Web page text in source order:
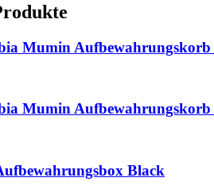
Mumin Aufbewahrungskorb
Mumin Aufbewahrungskorb
Black